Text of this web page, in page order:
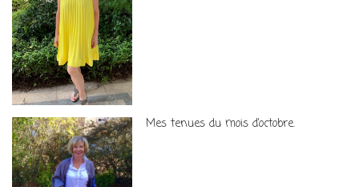
Mes tenues du mois d’octobre.